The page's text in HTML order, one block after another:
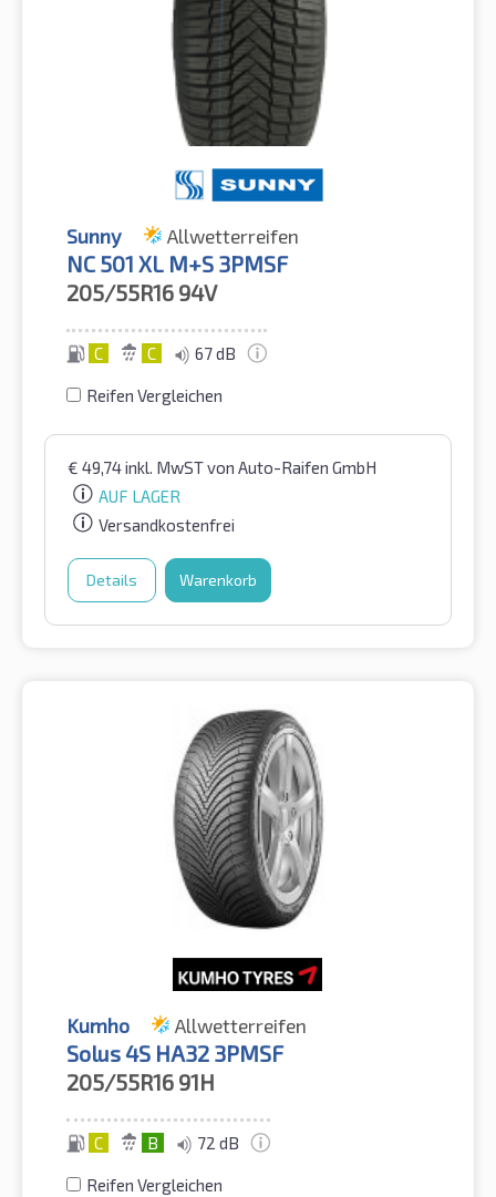
Sunny Allwetterreifen
NC 501 XL M+S 3PMSF
205/55R16 94V
C C 67 dB
Reifen Vergleichen
€ 49,74inkl. MwSTvon Auto-Raifen GmbH
AUF LAGER
Versandkostenfrei
Details Warenkorb
Kumho Allwetterreifen
Solus 4S HA32 3PMSF
205/55R16 91H
C B 72 dB
Reifen Vergleichen